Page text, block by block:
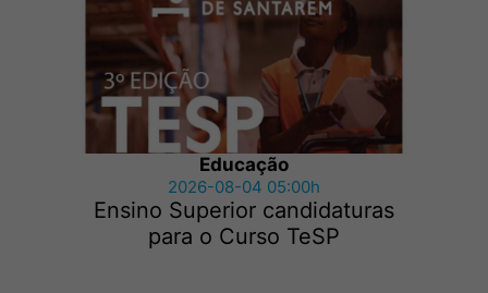
Educação
2026-08-04 05:00h
Ensino Superior candidaturas
para o Curso TeSP